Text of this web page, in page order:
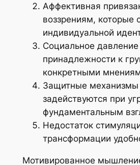
Аффективная
воззрениям, которые
индивидуальной
Социальное
принадлежности к
конкретными
Защитные механизмы
задействуются при
фундаментальным
Недостаток
трансформации
Мотивированное